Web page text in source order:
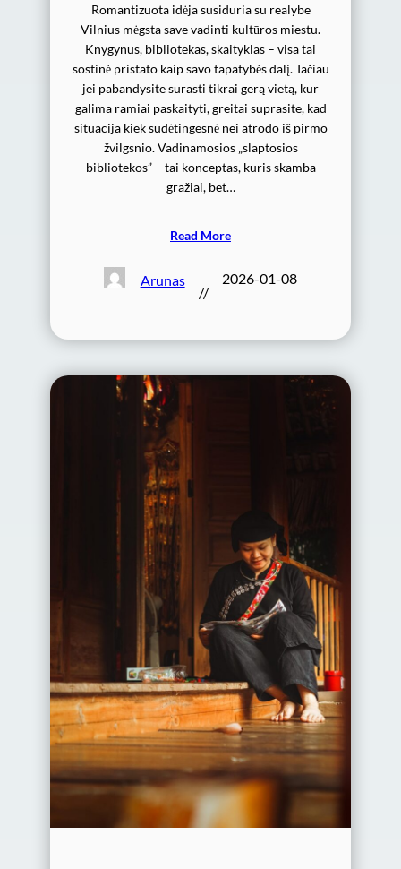
Romantizuota idėja susiduria su realybe
Vilnius mėgsta save vadinti kultūros miestu.
Knygynus, bibliotekas, skaityklas – visa tai
sostinė pristato kaip savo tapatybės dalį. Tačiau
jei pabandysite surasti tikrai gerą vietą, kur
galima ramiai paskaityti, greitai suprasite, kad
situacija kiek sudėtingesnė nei atrodo iš pirmo
žvilgsnio. Vadinamosios „slaptosios
bibliotekos” – tai konceptas, kuris skamba
gražiai, bet…
Read More
Arunas
//
2026-01-08